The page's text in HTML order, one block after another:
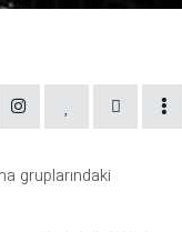
gruplarındaki